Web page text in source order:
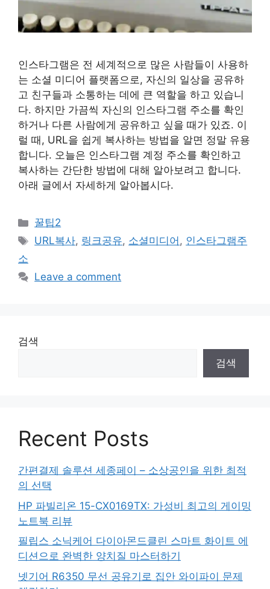
인스타그램은 전 세계적으로 많은 사람들이 사용하
는 소셜 미디어 플랫폼으로, 자신의 일상을 공유하
고 친구들과 소통하는 데에 큰 역할을 하고 있습니
다. 하지만 가끔씩 자신의 인스타그램 주소를 확인
하거나 다른 사람에게 공유하고 싶을 때가 있죠. 이
럴 때, URL을 쉽게 복사하는 방법을 알면 정말 유용
합니다. 오늘은 인스타그램 계정 주소를 확인하고
복사하는 간단한 방법에 대해 알아보려고 합니다.
아래 글에서 자세하게 알아봅시다.
Categories
꿀팁2
Tags
URL복사, 링크공유, 소셜미디어 , 인스타그램주
소
Leave a comment
검색
검색
Recent Posts
간편결제 솔루션 세종페이 – 소상공인을 위한 최적
의 선택
HP 파빌리온 15-CX0169TX: 가성비 최고의 게이밍
노트북 리뷰
필립스 소닉케어 다이아몬드클린 스마트 화이트 에
디션으로 완벽한 양치질 마스터하기
넷기어 R6350 무선 공유기로 집안 와이파이 문제